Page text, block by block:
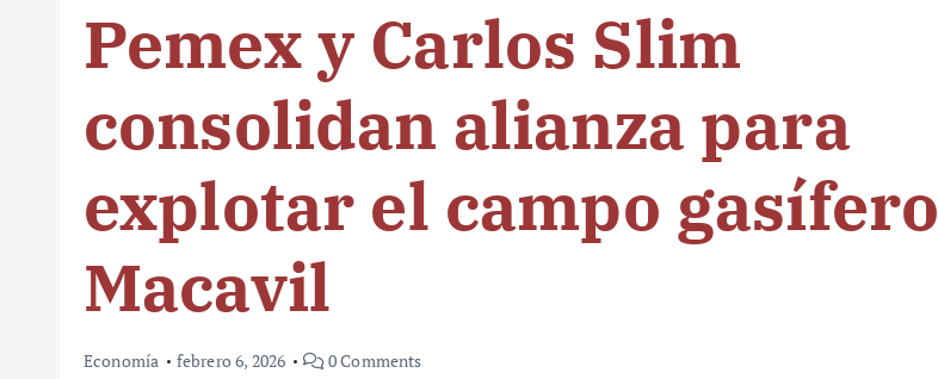
Pemex y Carlos Slim
consolidan alianza para
explotar el campo gasífero
Macavil
Economía febrero 6, 2026 0 Comments